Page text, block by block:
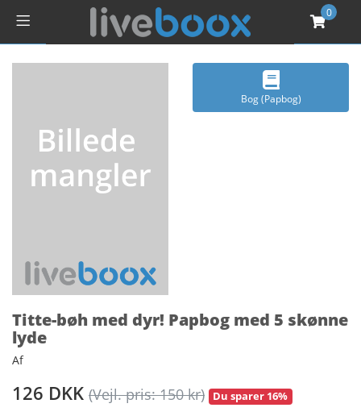
0
Bog (Papbog)
Titte-bøh med dyr! Papbog med 5 skønne
lyde
Af
126 DKK (Vejl. pris: 150 kr) Du sparer 16%